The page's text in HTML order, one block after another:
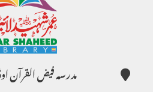
مدرسہ فیض القرآن